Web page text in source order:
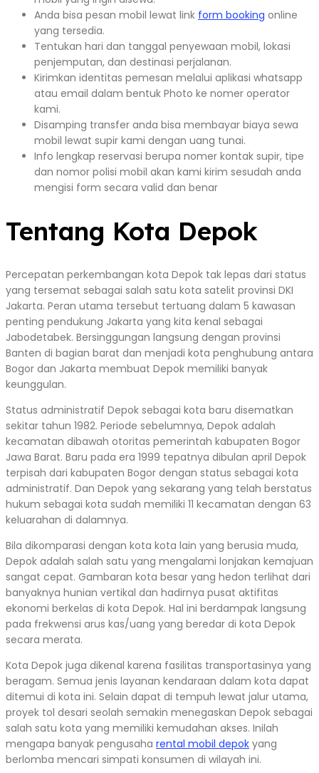
Anda bisa pesan mobil lewat link form booking online
yang tersedia.
Tentukan hari dan tanggal penyewaan mobil, lokasi
penjemputan, dan destinasi perjalanan.
Kirimkan identitas pemesan melalui aplikasi whatsapp
atau email dalam bentuk Photo ke nomer operator
kami.
Disamping transfer anda bisa membayar biaya sewa
mobil lewat supir kami dengan uang tunai.
Info lengkap reservasi berupa nomer kontak supir, tipe
dan nomor polisi mobil akan kami kirim sesudah anda
mengisi form secara valid dan benar
Tentang Kota Depok
Percepatan perkembangan kota Depok tak lepas dari status
yang tersemat sebagai salah satu kota satelit provinsi DKI
Jakarta. Peran utama tersebut tertuang dalam 5 kawasan
penting pendukung Jakarta yang kita kenal sebagai
Jabodetabek. Bersinggungan langsung dengan provinsi
Banten di bagian barat dan menjadi kota penghubung antara
Bogor dan Jakarta membuat Depok memiliki banyak
keunggulan.
Status administratif Depok sebagai kota baru disematkan
sekitar tahun 1982. Periode sebelumnya, Depok adalah
kecamatan dibawah otoritas pemerintah kabupaten Bogor
Jawa Barat. Baru pada era 1999 tepatnya dibulan april Depok
terpisah dari kabupaten Bogor dengan status sebagai kota
administratif. Dan Depok yang sekarang yang telah berstatus
hukum sebagai kota sudah memiliki 11 kecamatan dengan 63
keluarahan di dalamnya.
Bila dikomparasi dengan kota kota lain yang berusia muda,
Depok adalah salah satu yang mengalami lonjakan kemajuan
sangat cepat. Gambaran kota besar yang hedon terlihat dari
banyaknya hunian vertikal dan hadirnya pusat aktifitas
ekonomi berkelas di kota Depok. Hal ini berdampak langsung
pada frekwensi arus kas/uang yang beredar di kota Depok
secara merata.
Kota Depok juga dikenal karena fasilitas transportasinya yang
beragam. Semua jenis layanan kendaraan dalam kota dapat
ditemui di kota ini. Selain dapat di tempuh lewat jalur utama,
proyek tol desari seolah semakin menegaskan Depok sebagai
salah satu kota yang memiliki kemudahan akses. Inilah
mengapa banyak pengusaha rental mobil depok yang
berlomba mencari simpati konsumen di wilayah ini.